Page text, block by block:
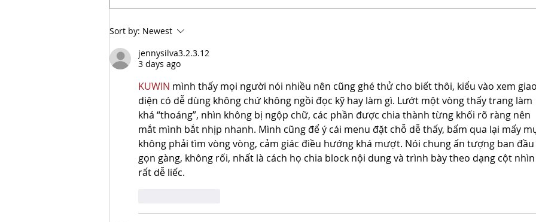
Sort by: Newest
jennysilva3.2.3.12
3 days ago
KUWIN mình thấy mọi người nói nhiều nên cũng ghé thử cho biết thôi, kiểu vào xem giao
diện có dễ dùng không chứ không ngồi đọc kỹ hay làm gì. Lướt một vòng thấy trang làm
khá “thoáng”, nhìn không bị ngộp chữ, các phần được chia thành từng khối rõ ràng nên
mắt mình bắt nhịp nhanh. Mình cũng để ý cái menu đặt chỗ dễ thấy, bấm qua lại mấy
không phải tìm vòng vòng, cảm giác điều hướng khá mượt. Nói chung ấn tượng ban đầu
gọn gàng, không rối, nhất là cách họ chia block nội dung và trình bày theo dạng cột nhìn
rất dễ liếc.